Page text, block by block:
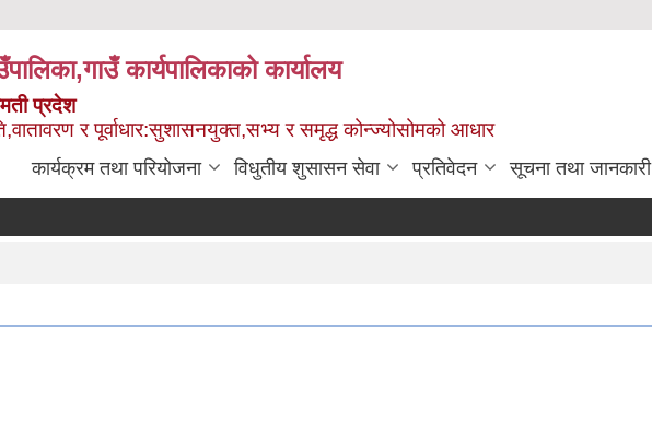
कार्यपालिकाको कार्यालय
प्रदेश
र पूर्वाधार:सुशासनयुक्त,सभ्य र समृद्ध कोन्ज्योसोमको आधार
कार्यक्रम तथा परियोजना विधुतीय शुसासन सेवा प्रतिवेदन सूचना तथा जानकारी